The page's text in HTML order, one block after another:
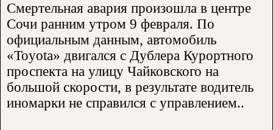
Смертельная авария произошла в центре
Сочи ранним утром 9 февраля. По
официальным данным, автомобиль
«Toyota» двигался с Дублера Курортного
проспекта на улицу Чайковского на
большой скорости, в результате водитель
иномарки не справился с управлением..